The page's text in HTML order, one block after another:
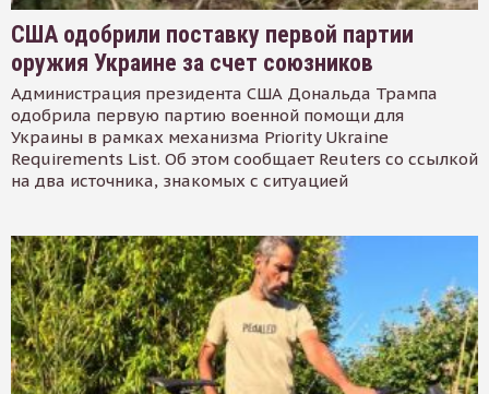
США одобрили поставку первой партии
оружия Украине за счет союзников
Администрация президента США Дональда Трампа
одобрила первую партию военной помощи для
Украины в рамках механизма Priority Ukraine
Requirements List. Об этом сообщает Reuters со ссылкой
на два источника, знакомых с ситуацией